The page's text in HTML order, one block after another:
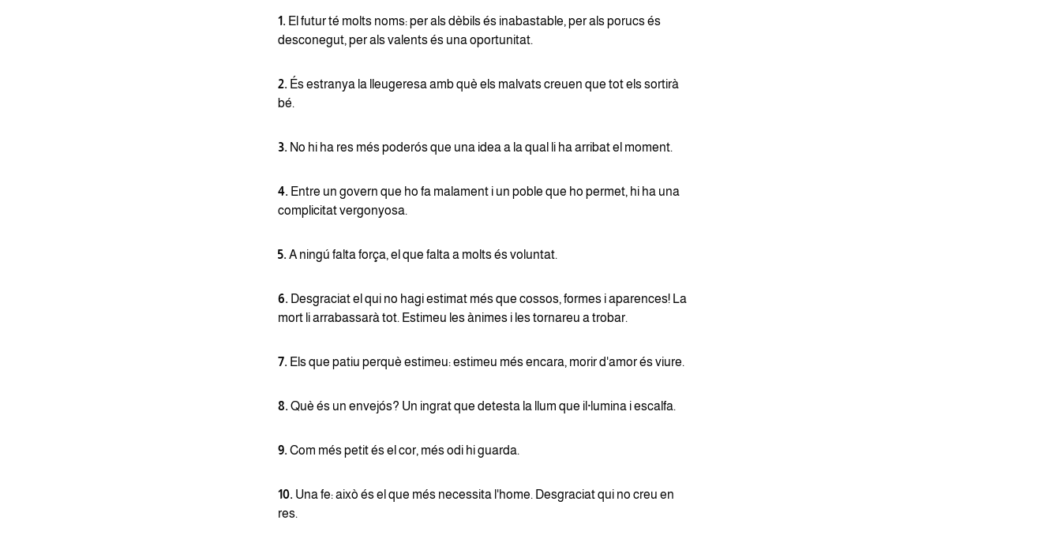
1. El futur té molts noms: per als dèbils és inabastable, per als porucs és
desconegut, per als valents és una oportunitat.
2. És estranya la lleugeresa amb què els malvats creuen que tot els sortirà
bé.
3. No hi ha res més poderós que una idea a la qual li ha arribat el moment.
4. Entre un govern que ho fa malament i un poble que ho permet, hi ha una
complicitat vergonyosa.
5. A ningú falta força, el que falta a molts és voluntat.
6. Desgraciat el qui no hagi estimat més que cossos, formes i aparences! La
mort li arrabassarà tot. Estimeu les ànimes i les tornareu a trobar.
7. Els que patiu perquè estimeu: estimeu més encara, morir d'amor és viure.
8. Què és un envejós? Un ingrat que detesta la llum que il·lumina i escalfa.
9. Com més petit és el cor, més odi hi guarda.
10. Una fe: això és el que més necessita l'home. Desgraciat qui no creu en
res.